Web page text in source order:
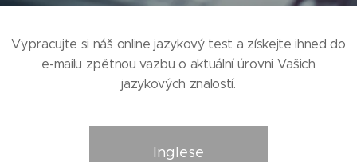
Vypracujte si náš online jazykový test a získejte ihned do
e-mailu zpětnou vazbu o aktuální úrovni Vašich
jazykových znalostí.
Inglese